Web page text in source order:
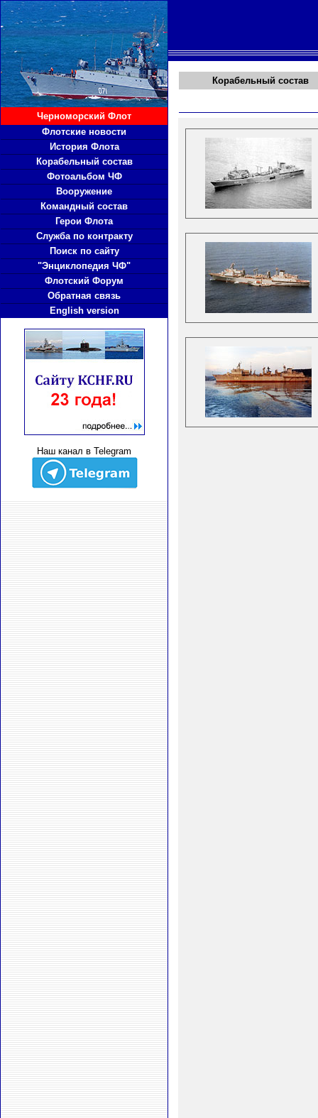
Черноморский Флот
Флотские новости
История Флота
Корабельный состав
Фотоальбом ЧФ
Вооружение
Командный состав
Герои Флота
Служба по контракту
Поиск по сайту
"Энциклопедия ЧФ"
Флотский Форум
Обратная связь
English version
Наш канал в Telegram
Корабельный состав